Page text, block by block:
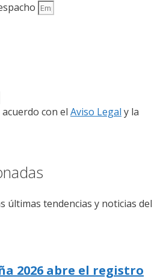
con el Aviso Legal y la
últimas tendencias y noticias del
2026 abre el registro